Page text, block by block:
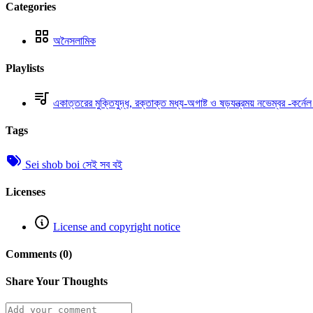
Categories
অনৈসলামিক
Playlists
একাত্তরের মুক্তিযুদ্ধ, রক্তাক্ত মধ্য-অগাষ্ট ও ষড়যন্ত্রময় নভেম্বর -কর্নেল
Tags
Sei shob boi সেই সব বই
Licenses
License and copyright notice
Comments (0)
Share Your Thoughts